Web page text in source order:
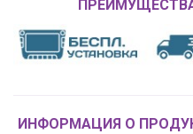
ПРЕИМУЩЕСТВА
ИНФОРМАЦИЯ О